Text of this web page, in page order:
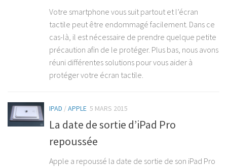
Votre smartphone vous suit partout et l’écran
tactile peut être endommagé facilement. Dans ce
cas-là, il est nécessaire de prendre quelque petite
précaution afin de le protéger. Plus bas, nous avons
réuni différentes solutions pour vous aider à
protéger votre écran tactile.
IPAD /APPLE 5 MARS 2015
La date de sortie d’iPad Pro
repoussée
Apple a repoussé la date de sortie de son iPad Pro